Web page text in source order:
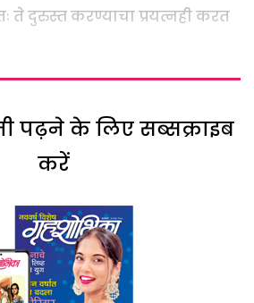
ते दुरुस्त करण्याचा प्रयत्नही करत
पढ़ने के लिए सब्सक्राइब
करें